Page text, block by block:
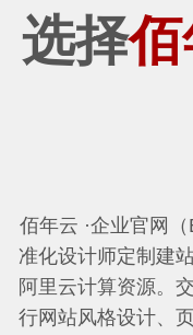
选择
佰年云 ·企业官网
准化设计师定制建
阿里云计算资源。
行网站风格设计、